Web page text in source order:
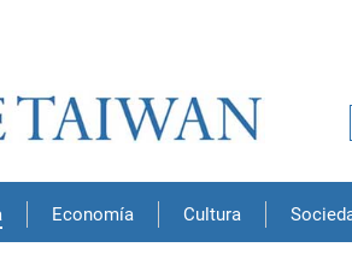
Economía Cultura